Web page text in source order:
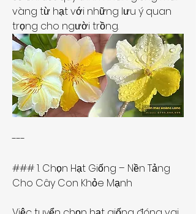
vàng từ hạt với những lưu ý quan
trọng cho người trồng.
---
### 1. Chọn Hạt Giống – Nền Tảng
Cho Cây Con Khỏe Mạnh